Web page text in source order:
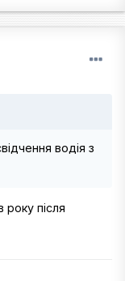
водія з
року після